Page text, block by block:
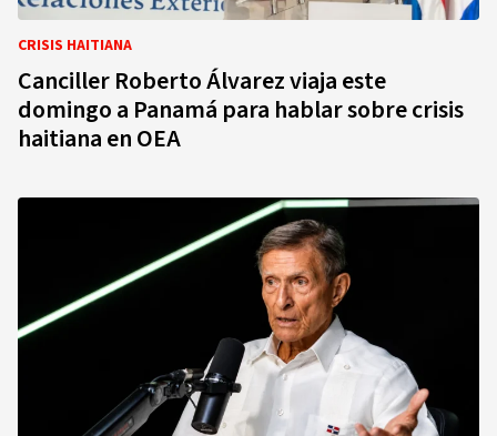
CRISIS HAITIANA
Canciller Roberto Álvarez viaja este
domingo a Panamá para hablar sobre crisis
haitiana en OEA